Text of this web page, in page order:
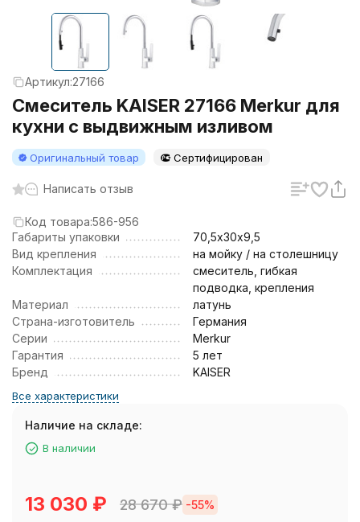
Артикул:27166
Смеситель KAISER 27166 Merkur для
кухни с выдвижным изливом
Оригинальный товар Сертифицирован
Написать отзыв
Код товара:586-956
Габариты упаковки
70,5х30х9,5
Вид крепления
на мойку / на столешницу
Комплектация
смеситель, гибкая
подводка, крепления
Материал
латунь
Страна-изготовитель
Германия
Серии
Merkur
Гарантия
5 лет
Бренд
KAISER
Все характеристики
Наличие на складе:
В наличии
13 030 ₽ 28 670₽ -55%